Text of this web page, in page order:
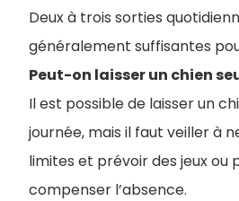
Deux à trois sorties
généralement suffisantes
Peut-on laisser un chien
Il est possible de laisser un
journée, mais il faut veiller à
limites et prévoir des jeux ou
compenser l’absence.